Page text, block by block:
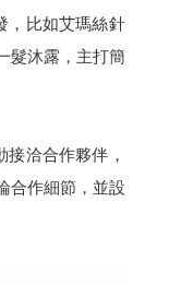
，比如艾瑪絲針
髮沐露，主打簡
接洽合作夥伴，
合作細節，並設